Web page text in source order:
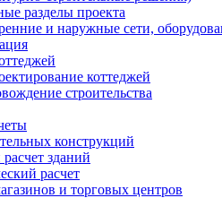
разделы проекта
и наружные сети,
коттеджей
строительства
конструкций
зданий
расчет
и торговых центров